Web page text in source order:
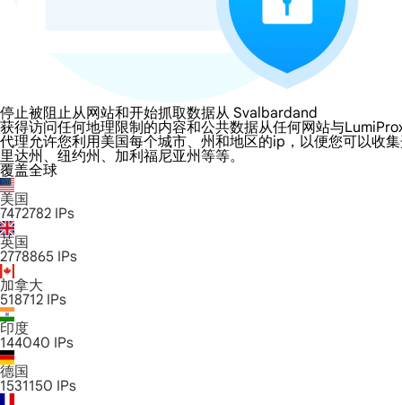
停止被阻止从网站和开始抓取数据从 Svalbardand
获得访问任何地理限制的内容和公共数据从任何网站与
代理允许您利用美国每个城市、州和地区的ip，以便您可以收
里达州、纽约州、加利福尼亚州等等。
覆盖全球
美国
7472782 IPs
英国
2778865 IPs
加拿大
518712 IPs
印度
144040 IPs
德国
1531150 IPs